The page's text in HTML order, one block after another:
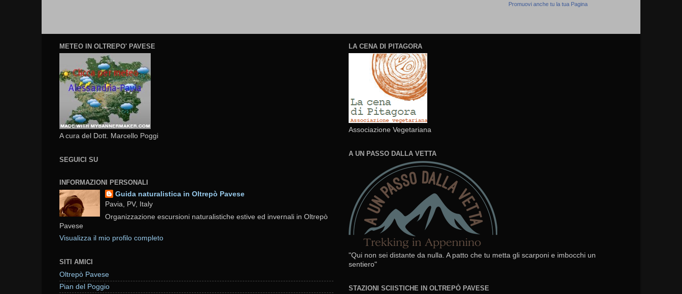
Promuovi anche tu la tua Pagina
METEO IN OLTREPO' PAVESE
A cura del Dott. Marcello Poggi
SEGUICI SU
INFORMAZIONI PERSONALI
Guida naturalistica in Oltrepò Pavese
Pavia, PV, Italy
Organizzazione escursioni naturalistiche estive ed invernali in Oltrepò
Pavese
Visualizza il mio profilo completo
SITI AMICI
Oltrepò Pavese
Pian del Poggio
LA CENA DI PITAGORA
Associazione Vegetariana
A UN PASSO DALLA VETTA
"Qui non sei distante da nulla. A patto che tu metta gli scarponi e imbocchi un
sentiero"
STAZIONI SCIISTICHE IN OLTREPÒ PAVESE